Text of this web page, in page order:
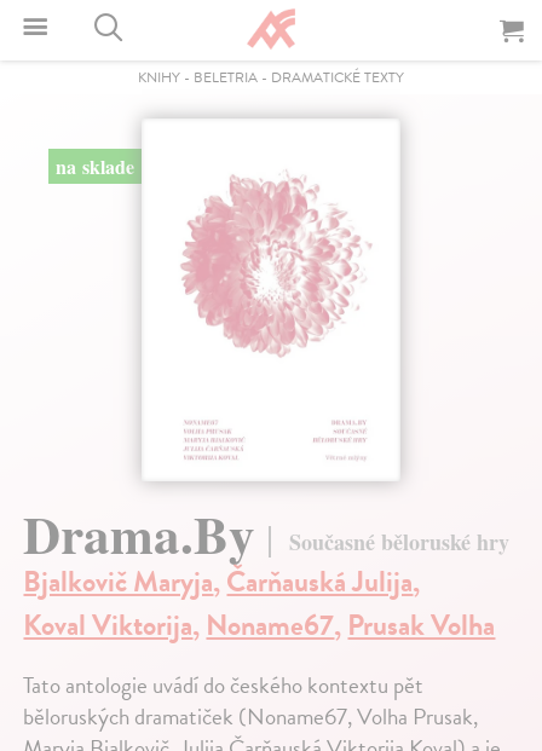
KNIHY - BELETRIA - DRAMATICKÉ TEXTY
na sklade
Drama.By Současné běloruské hry
Bjalkovič Maryja,Čarňauská Julija,
Koval Viktorija,Noname67,Prusak Volha
Tato antologie uvádí do českého kontextu pět
běloruských dramatiček (Noname67, Volha Prusak,